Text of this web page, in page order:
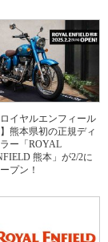
ロイヤルエンフィール
】熊本県初の正規ディ
ー「ROYAL
熊本」が2/2に
プン！